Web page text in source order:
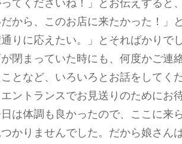
てくださいね！」とお伝えすると
から、このお店に来たかった！」
りに応えたい。」とそればかりで
閉まっていた時にも、何度かご連
となど、いろいろとお話をしてく
ントランスでお見送りのためにお
は体調も良かったので、ここに
かりませんでした。だから娘さん